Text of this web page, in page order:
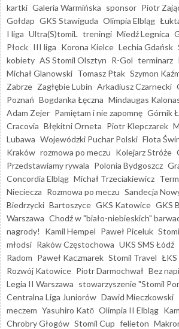
kartki Galeria Warmińska sponsor Piotr
Gołdap GKS Stawiguda Olimpia Elbląg
I liga Ultra(S)tomiL treningi Miedź Legnica
Płock III liga Korona Kielce Lechia Gdańsk
kobiety AS Stomil Olsztyn R-Gol terminarz
Michał Glanowski Tomasz Ptak Szymon
Zabrze Zagłębie Lubin Arkadiusz Czarnecki
Poznań Bogdanka Łęczna Mindaugas
Adam Zejer Pamiętam i nie zapomnę Górnik
Cracovia Błękitni Orneta Piotr Klepczarek
Lubawa Wojewódzki Puchar Polski Flota
Kraków rozmowa po meczu Kolejarz Stróże
Przedstawiamy rywala Polonia Bydgoszcz
Concordia Elbląg Michał Trzeciakiewicz
Nieciecza Rozmowa po meczu Sandecja
Biedrzycki Bartoszyce GKS Katowice GKS
Warszawa Chodź w "biało-niebieskich"
nagrody!
Kamil Hempel Paweł Piceluk
młodsi Raków Częstochowa UKS SMS Łódź
Radom Paweł Kaczmarek Stomil Travel ŁKS
Rozwój Katowice Piotr Darmochwał Bez
Legia II Warszawa stowarzyszenie "Stomil
Centralna Liga Juniorów Dawid Mieczkowski
meczem Yasuhiro Katō Olimpia II Elbląg
Chrobry Głogów Stomil Cup felieton